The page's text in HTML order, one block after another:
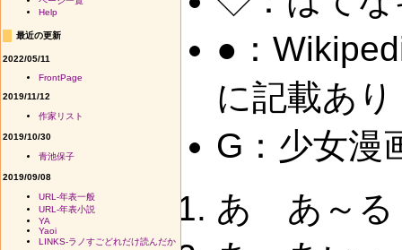
●：
に記載あり
G：少女漫
あ あ～る
Help
最近の更新
2022/05/11
FrontPage
2019/11/12
作家リスト
2019/10/30
青池保子
2019/09/08
URL-年表一般
URL-年表小説
YA
Yaoi
LINKS-ラノすごどれだけ読んだか